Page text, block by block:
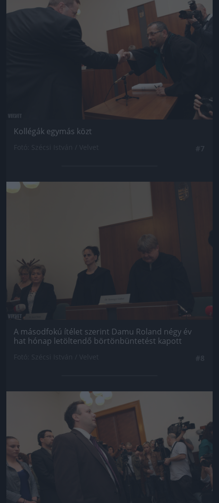
Kollégák egymás közt
A másodfokú ítélet szerint Damu Roland négy év
hat hónap letöltendő börtönbüntetést kapott
Jön még kép!